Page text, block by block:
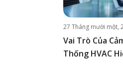
27 Tháng mười một,
Vai Trò Của
Thống HVAC